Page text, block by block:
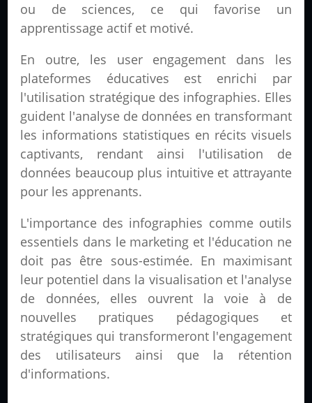
ou de sciences, ce qui favorise un
apprentissage actif et motivé.
En outre, les user engagement dans les
plateformes éducatives est enrichi par
l'utilisation stratégique des infographies. Elles
guident l'analyse de données en transformant
les informations statistiques en récits visuels
captivants, rendant ainsi l'utilisation de
données beaucoup plus intuitive et attrayante
pour les apprenants.
L'importance des infographies comme outils
essentiels dans le marketing et l'éducation ne
doit pas être sous-estimée. En maximisant
leur potentiel dans la visualisation et l'analyse
de données, elles ouvrent la voie à de
nouvelles pratiques pédagogiques et
stratégiques qui transformeront l'engagement
des utilisateurs ainsi que la rétention
d'informations.